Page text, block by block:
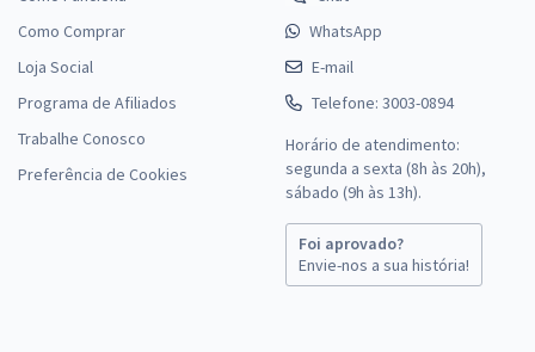
Como Comprar
Loja Social
Programa de Afiliados
Trabalhe Conosco
Preferência de Cookies
WhatsApp
E-mail
Telefone: 3003-0894
Horário de atendimento:
segunda a sexta (8h às 20h),
sábado (9h às 13h).
Foi aprovado?
Envie-nos a sua história!